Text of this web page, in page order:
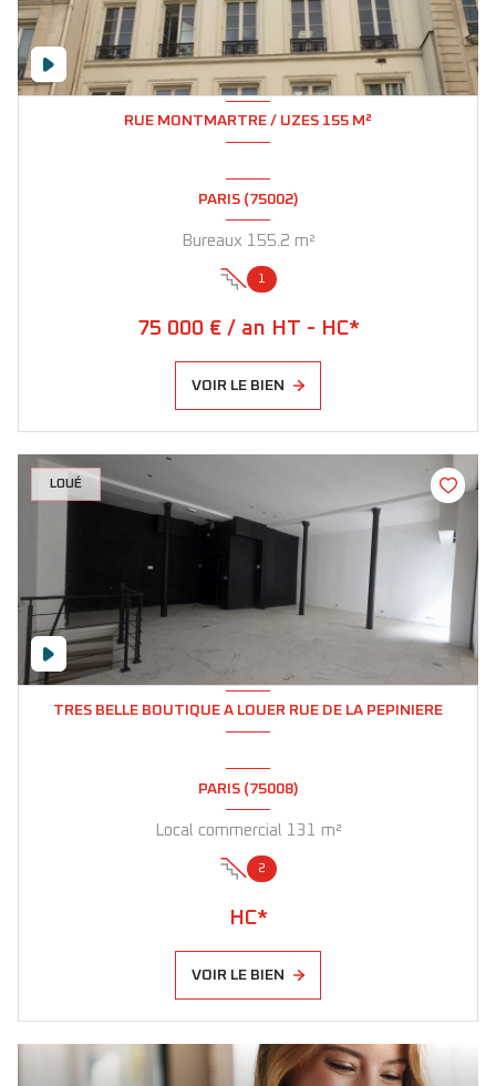
RUE MONTMARTRE / UZES 155 M²
PARIS (75002)
Bureaux 155.2 m²
1
75 000 € / an HT - HC*
VOIR LE BIEN
LOUÉ
TRES BELLE BOUTIQUE A LOUER RUE DE LA PEPINIERE
PARIS (75008)
Local commercial 131 m²
2
HC*
VOIR LE BIEN